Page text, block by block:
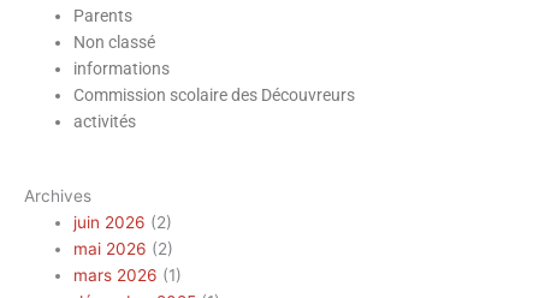
Parents
Non classé
informations
Commission scolaire des Découvreurs
activités
Archives
juin 2026 (2)
mai 2026 (2)
mars 2026 (1)